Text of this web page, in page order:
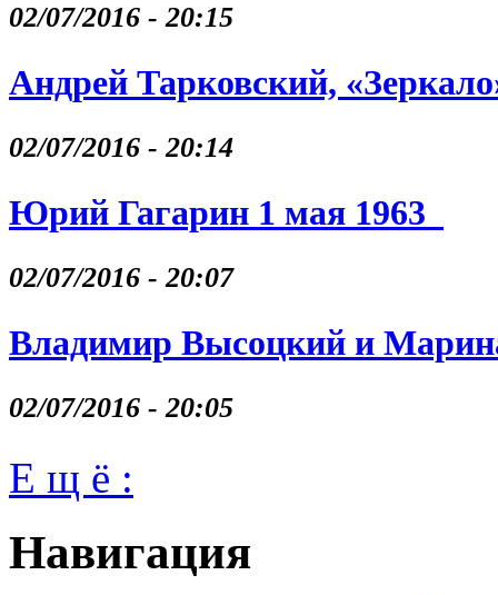
02/07/2016 - 20:15
Андрей Тарковский,
02/07/2016 - 20:14
Юрий Гагарин 1 мая 1963
02/07/2016 - 20:07
Владимир Высоцкий и
02/07/2016 - 20:05
Е щ ё :
Навигация